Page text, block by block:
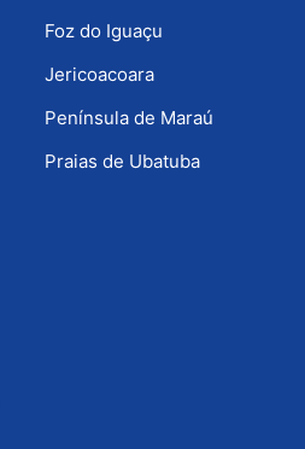
Foz do Iguaçu
Jericoacoara
Península de Maraú
Praias de Ubatuba